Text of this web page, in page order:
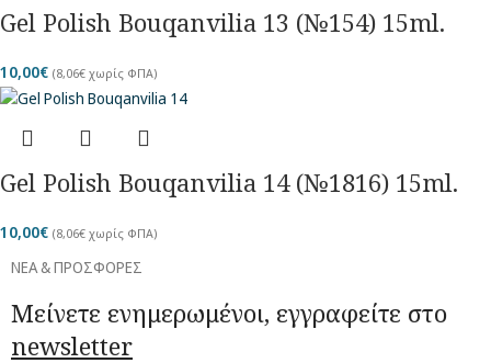
Gel Polish Bouqanvilia 13 (№154) 15ml.
10,00€ (8,06€ χωρίς ΦΠΑ)
Gel Polish Bouqanvilia 14 (№1816) 15ml.
10,00€ (8,06€ χωρίς ΦΠΑ)
ΝΕΑ & ΠΡΟΣΦΟΡΕΣ
Μείνετε ενημερωμένοι, εγγραφείτε στο
newsletter